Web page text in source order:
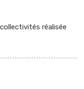
réalisée